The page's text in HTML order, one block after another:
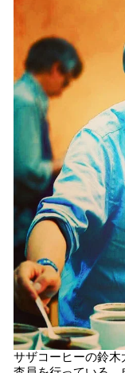
サザコーヒーの鈴木